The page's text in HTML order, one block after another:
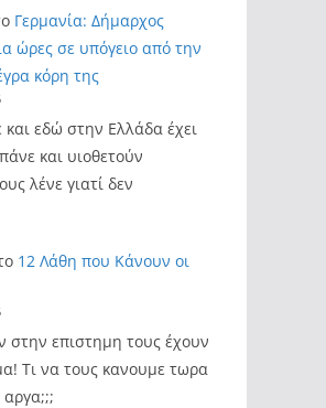
Γερμανία: Δήμαρχος
ώρες σε υπόγειο από την
κόρη της
εδώ στην Ελλάδα έχει
και υιοθετούν
λένε γιατί δεν
12 Λάθη που Κάνουν οι
στην επιστημη τους έχουν
Τι να τους κανουμε τωρα
αργα;;;